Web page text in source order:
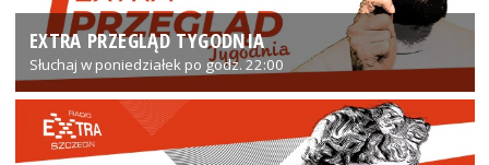
EXTRA PRZEGLĄD TYGODNIA
Słuchaj w poniedziałek po godz. 22:00